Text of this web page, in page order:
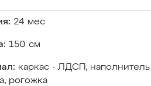
24 мес
150 см
каркас - ЛДСП,
рогожка